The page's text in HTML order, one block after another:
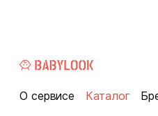
О сервисе Каталог